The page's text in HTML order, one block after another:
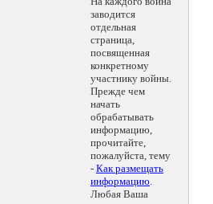
заводится
отдельная
страница,
посвященная
конкретному
участнику войны.
Прежде чем
начать
обрабатывать
информацию,
прочитайте,
пожалуйста, тему
- Как размещать
информацию.
Любая Ваша